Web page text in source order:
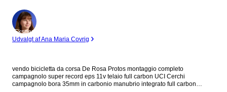
Ekspert
Udvalgt af Ana Maria Covrig
vendo bicicletta da corsa De Rosa Protos montaggio completo
campagnolo super record eps 11v telaio full carbon UCI Cerchi
campagnolo bora 35mm in carbonio manubrio integrato full carbon